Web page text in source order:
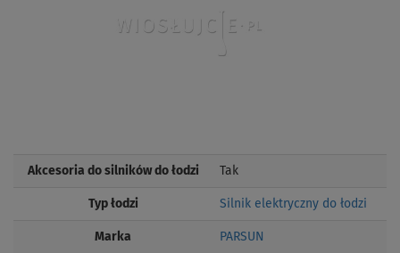
Akcesoria do silników do łodzi Tak
Typ łodzi Silnik elektryczny do łodzi
Marka PARSUN